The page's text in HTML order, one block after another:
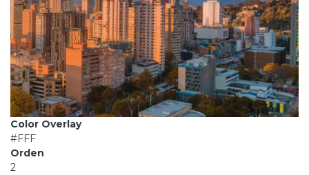
Color Overlay
#FFF
Orden
2